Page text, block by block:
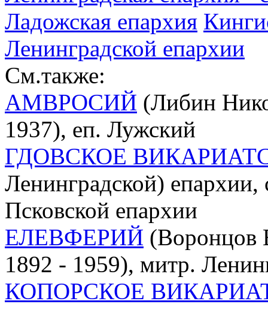
Ладожская епархия
Ленинградской епархии
См.также:
АМВРОСИЙ (Либин
1937), еп. Лужский
ГДОВСКОЕ
Ленинградской) епархии,
Псковской епархии
ЕЛЕВФЕРИЙ (Воронцов
1892 - 1959), митр.
КОПОРСКОЕ